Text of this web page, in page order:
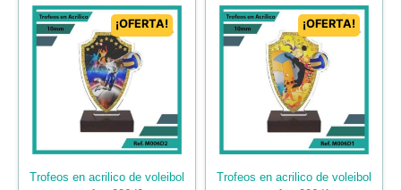
¡OFERTA!
trofeos en acrilico de voleibol
¡OFERTA!
trofeos en acrilico de voleibol